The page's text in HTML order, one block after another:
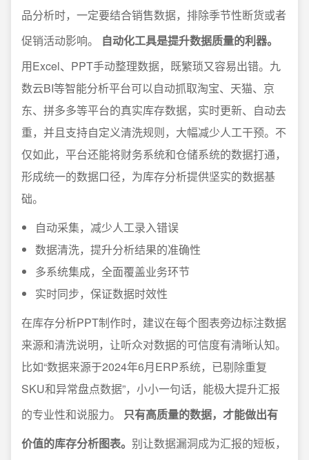
品分析时，一定要结合销售数据，排除季节性断货或者
促销活动影响。 自动化工具是提升数据质量的利器。
用Excel、PPT手动整理数据，既繁琐又容易出错。九
数云BI等智能分析平台可以自动抓取淘宝、天猫、京
东、拼多多等平台的真实库存数据，实时更新、自动去
重，并且支持自定义清洗规则，大幅减少人工干预。不
仅如此，平台还能将财务系统和仓储系统的数据打通，
形成统一的数据口径，为库存分析提供坚实的数据基
础。
自动采集，减少人工录入错误
数据清洗，提升分析结果的准确性
多系统集成，全面覆盖业务环节
实时同步，保证数据时效性
在库存分析PPT制作时，建议在每个图表旁边标注数据
来源和清洗说明，让听众对数据的可信度有清晰认知。
比如“数据来源于2024年6月ERP系统，已剔除重复
SKU和异常盘点数据”，小小一句话，能极大提升汇报
的专业性和说服力。 只有高质量的数据，才能做出有
价值的库存分析图表。 别让数据漏洞成为汇报的短板，